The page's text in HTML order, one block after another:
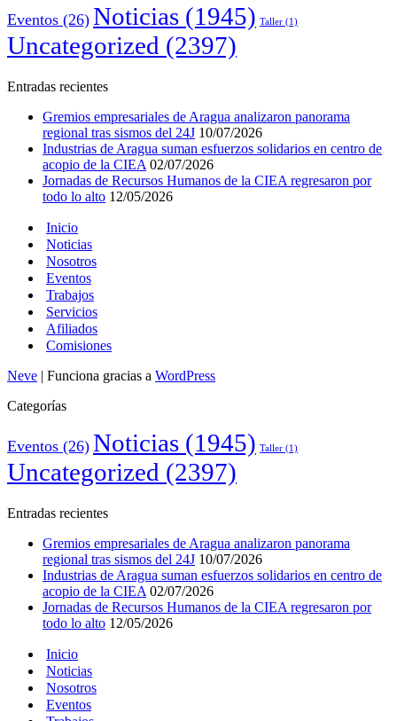
Eventos (26) Noticias (1945) Taller (1)
Uncategorized (2397)
Entradas recientes
Gremios empresariales de Aragua analizaron panorama
regional tras sismos del 24J 10/07/2026
Industrias de Aragua suman esfuerzos solidarios en centro de
acopio de la CIEA 02/07/2026
Jornadas de Recursos Humanos de la CIEA regresaron por
todo lo alto 12/05/2026
Inicio
Noticias
Nosotros
Eventos
Trabajos
Servicios
Afiliados
Comisiones
Neve | Funciona gracias a WordPress
Categorías
Eventos (26) Noticias (1945) Taller (1)
Uncategorized (2397)
Entradas recientes
Gremios empresariales de Aragua analizaron panorama
regional tras sismos del 24J 10/07/2026
Industrias de Aragua suman esfuerzos solidarios en centro de
acopio de la CIEA 02/07/2026
Jornadas de Recursos Humanos de la CIEA regresaron por
todo lo alto 12/05/2026
Inicio
Noticias
Nosotros
Eventos